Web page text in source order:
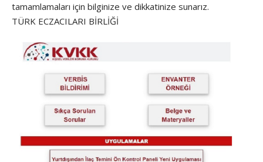
tamamlamaları için bilginize ve dikkatinize sunarız.
TÜRK ECZACILARI BİRLİĞİ